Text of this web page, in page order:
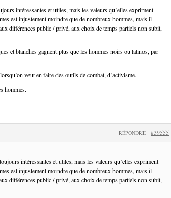
intéressantes et utiles, mais les valeurs qu’elles expriment
est injustement moindre que de nombreux hommes, mais il
différences public / privé, aux choix de temps partiels non subit,
et blanches gagnent plus que les hommes noirs ou latinos, par
veut en faire des outils de combat, d’activisme.
hommes.
#39555
RÉPONDRE
intéressantes et utiles, mais les valeurs qu’elles expriment
est injustement moindre que de nombreux hommes, mais il
différences public / privé, aux choix de temps partiels non subit,